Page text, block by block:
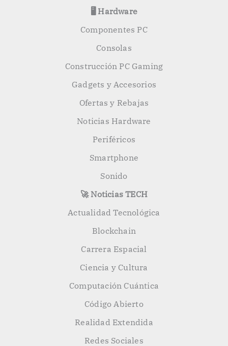
🖥️ Hardware
Componentes PC
Consolas
Construcción PC Gaming
Gadgets y Accesorios
Ofertas y Rebajas
Noticias Hardware
Periféricos
Smartphone
Sonido
🚀 Noticias TECH
Actualidad Tecnológica
Blockchain
Carrera Espacial
Ciencia y Cultura
Computación Cuántica
Código Abierto
Realidad Extendida
Redes Sociales